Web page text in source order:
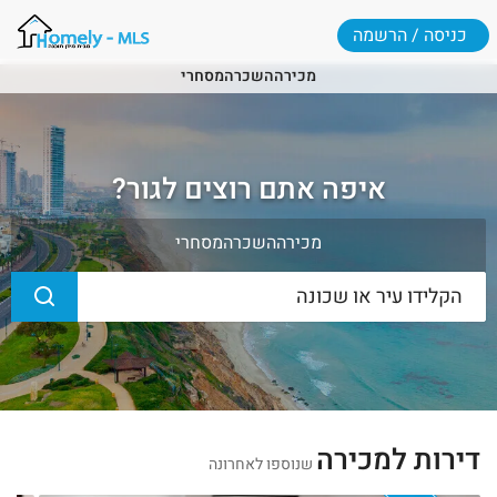
מכירההשכרהמסחרי
כניסה / הרשמה
איפה אתם רוצים לגור?
מכירההשכרהמסחרי
דירות למכירה שנוספו לאחרונה